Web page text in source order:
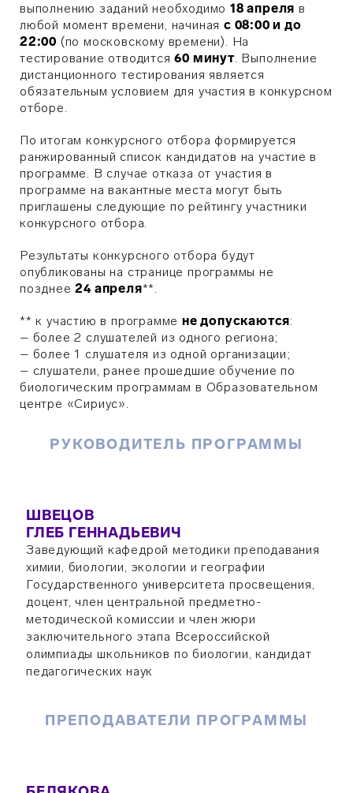
выполнению заданий необходимо18 апреля в
любой момент времени, начинаяс 08:00 и до
22:00 (по московскому времени). На
тестирование отводится60 минут. Выполнение
дистанционного тестирования является
обязательным условием для участия в конкурсном
отборе.
По итогам конкурсного отбора формируется
ранжированный список кандидатов на участие в
программе. В случае отказа от участия в
программе на вакантные места могут быть
приглашены следующие по рейтингу участники
конкурсного отбора.
Результаты конкурсного отбора будут
опубликованы на странице программы не
позднее24 апреля**.
** к участию в программе не допускаются:
– более 2 слушателей из одного региона;
– более 1 слушателя из одной организации;
– слушатели, ранее прошедшие обучение по
биологическим программам в Образовательном
центре «Сириус».
РУКОВОДИТЕЛЬ ПРОГРАММЫ
ШВЕЦОВ
ГЛЕБ ГЕННАДЬЕВИЧ
Заведующий кафедрой методики преподавания
химии, биологии, экологии и географии
Государственного университета просвещения,
доцент, член центральной предметно-
методической комиссии и член жюри
заключительного этапа Всероссийской
олимпиады школьников по биологии, кандидат
педагогических наук
ПРЕПОДАВАТЕЛИ ПРОГРАММЫ